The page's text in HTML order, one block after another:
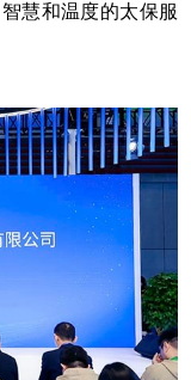
慧和温度的太保服